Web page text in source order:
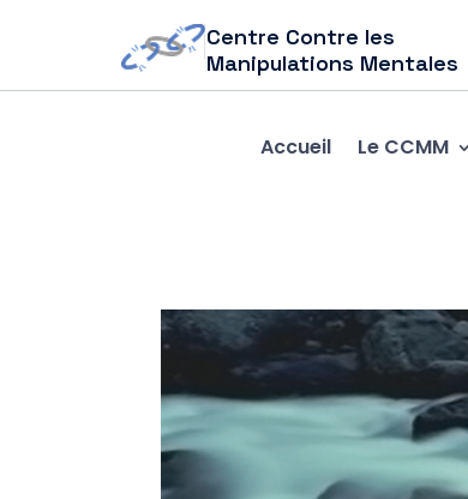
Centre Contre les
Manipulations Mentales
Accueil Le CCMM